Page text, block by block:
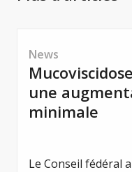
News
une
minimale
Le Conseil fédéral